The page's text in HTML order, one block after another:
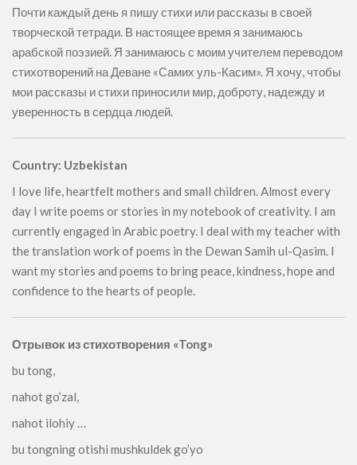
Почти каждый день я пишу стихи или рассказы в своей
творческой тетради. В настоящее время я занимаюсь
арабской поэзией. Я занимаюсь с моим учителем переводом
стихотворений на Деване «Самих уль-Касим». Я хочу, чтобы
мои рассказы и стихи приносили мир, доброту, надежду и
уверенность в сердца людей.
Country: Uzbekistan
I love life, heartfelt mothers and small children. Almost every
day I write poems or stories in my notebook of creativity. I am
currently engaged in Arabic poetry. I deal with my teacher with
the translation work of poems in the Dewan Samih ul-Qasim. I
want my stories and poems to bring peace, kindness, hope and
confidence to the hearts of people.
Отрывок из стихотворения «Tong»
bu tong,
nahot go’zal,
nahot ilohiy …
bu tongning otishi mushkuldek go’yo